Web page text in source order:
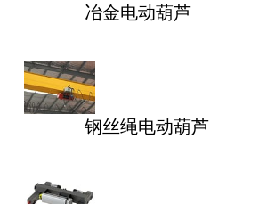
冶金电动葫芦
钢丝绳电动葫芦